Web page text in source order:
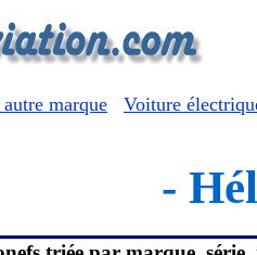
marque
Voiture
-